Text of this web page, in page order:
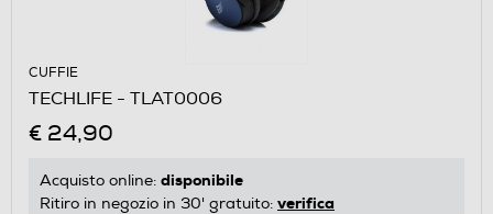
CUFFIE
TECHLIFE - TLAT0006
€ 24,90
Acquisto online: disponibile
Ritiro in negozio in 30' gratuito: verifica